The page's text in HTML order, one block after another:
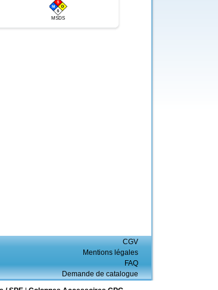
MSDS
CGV
Mentions légales
FAQ
Demande de catalogue